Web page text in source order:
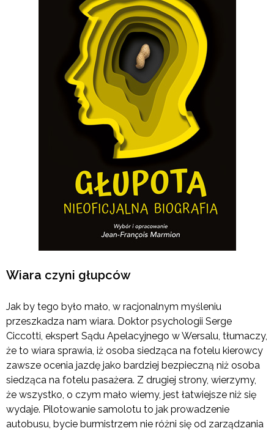
Wiara czyni głupców
Jak by tego było mało, w racjonalnym myśleniu
przeszkadza nam wiara. Doktor psychologii Serge
Ciccotti, ekspert Sądu Apelacyjnego w Wersalu, tłumaczy,
że to wiara sprawia, iż osoba siedząca na fotelu kierowcy
zawsze ocenia jazdę jako bardziej bezpieczną niż osoba
siedząca na fotelu pasażera. Z drugiej strony, wierzymy,
że wszystko, o czym mało wiemy, jest łatwiejsze niż się
wydaje. Pilotowanie samolotu to jak prowadzenie
autobusu, bycie burmistrzem nie różni się od zarządzania